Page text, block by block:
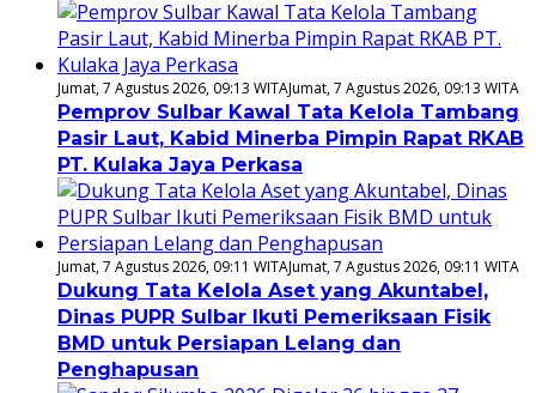
Jumat, 7 Agustus 2026, 09:13 WITAJumat, 7 Agustus 2026, 09:13 WITA
Pemprov Sulbar Kawal Tata Kelola Tambang
Pasir Laut, Kabid Minerba Pimpin Rapat RKAB
PT. Kulaka Jaya Perkasa
Jumat, 7 Agustus 2026, 09:11 WITAJumat, 7 Agustus 2026, 09:11 WITA
Dukung Tata Kelola Aset yang Akuntabel,
Dinas PUPR Sulbar Ikuti Pemeriksaan Fisik
BMD untuk Persiapan Lelang dan
Penghapusan